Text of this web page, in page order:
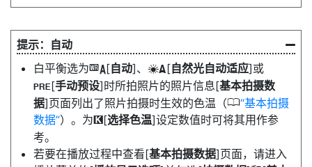
自动
白平衡选为4[自动]、 D[自然光自动适应]或
L[手动预设]时所拍照片的照片信息[基本拍摄数
据]页面列出了照片拍摄时生效的色温（0 基本拍摄
数据 ）。为 K [选择色温]设定数值时可将其用作参
考。
若要在播放过程中查看[基本拍摄数据]页面，请进入